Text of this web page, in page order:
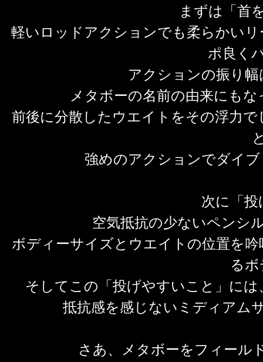
まずは「首
軽いロッドアクションでも柔らかい
ポ良く
アクションの振り
メタボーの名前の由来にも
前後に分散したウエイトをその浮力
強めのアクションでダイ
次に「
空気抵抗の少ないペンシ
ボディーサイズとウエイトの位置を
る
そしてこの「投げやすいこと」に
抵抗感を感じないミディアム
さあ、メタボーをフィール